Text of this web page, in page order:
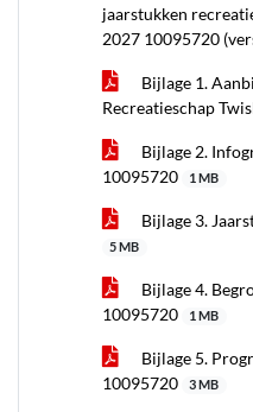
jaarstukken
2027 10095720
Bijlage 1.
Recreatieschap
Bijlage 2.
10095720
1 MB
Bijlage 3.
5 MB
Bijlage 4.
10095720
1 MB
Bijlage 5.
10095720
3 MB